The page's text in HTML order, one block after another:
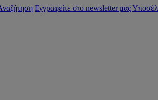
Εγγραφείτε στο newsletter μας